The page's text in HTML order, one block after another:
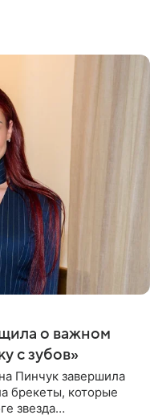
о важном
с зубов»
Пинчук завершила
брекеты, которые
звезда